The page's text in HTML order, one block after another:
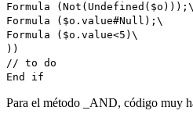
Formula ( Not ( Undefined ( $o )));\
Formula ( $o . value#Null );\
Formula ( $o . value<5)\
))
// to do
End if
Para el método _AND, código muy